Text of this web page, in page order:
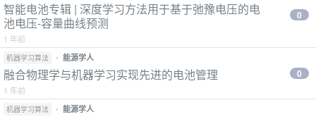
智能电池专辑 | 深度学习方法用于基于弛豫电压的电
池电压-容量曲线预测
1 年前
0
机器学习算法 • 能源学人
融合物理学与机器学习实现先进的电池管理
1 年前
0
机器学习算法 • 能源学人